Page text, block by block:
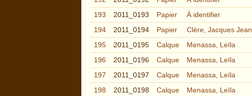
193
2011_0193 Papier À identifier
194
2011_0194 Papier Clère, Jacques Jean
195
2011_0195 Calque Menassa, Leïla
196
2011_0196 Calque Menassa, Leïla
197
2011_0197 Calque Menassa, Leïla
198
2011_0198 Calque Menassa, Leïla